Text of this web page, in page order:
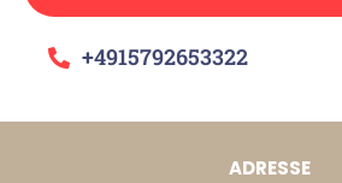
+4915792653322
ADRESSE